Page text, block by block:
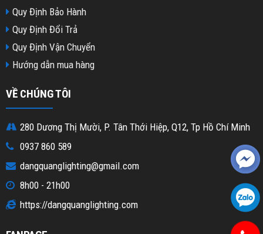
Quy Định Bảo Hành
Quy Định Đổi Trả
Quy Định Vận Chuyển
Hướng dẫn mua hàng
VỀ CHÚNG TÔI
280 Dương Thị Mười, P. Tân Thới Hiệp, Q12, Tp Hồ Chí Minh
0937 860 589
dangquanglighting@gmail.com
8h00 - 21h00
https://dangquanglighting.com